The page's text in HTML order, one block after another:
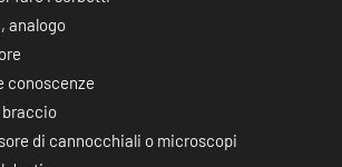
analogo
conoscenze
braccio
di cannocchiali o microscopi